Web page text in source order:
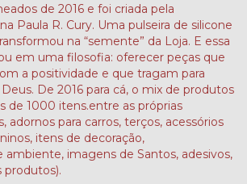
de 2016 e foi criada pela
Paula R. Cury. Uma pulseira de silicone
na “semente” da Loja. E essa
em uma filosofia: oferecer peças que
a positividade e que tragam para
De 2016 para cá, o mix de produtos
de 1000 itens.entre as próprias
adornos para carros, terços, acessórios
itens de decoração,
ambiente, imagens de Santos, adesivos,
produtos).